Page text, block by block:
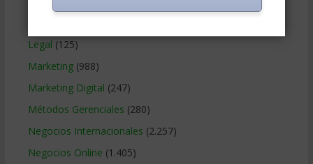
Legal (125)
Marketing(988)
Marketing Digital (247)
Métodos Gerenciales (280)
Negocios Internacionales (2.257)
Negocios Online (1.405)